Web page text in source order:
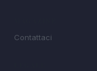
Contattaci